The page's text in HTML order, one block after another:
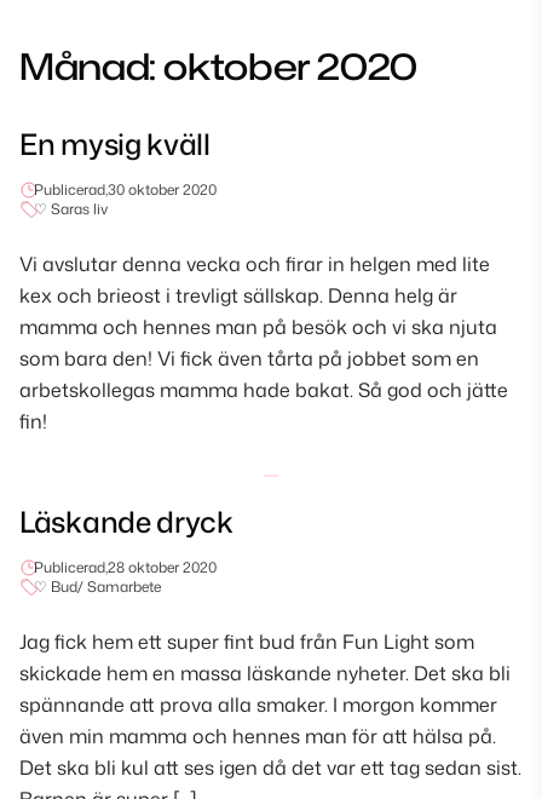
Månad:oktober 2020
En mysig kväll
Publicerad,30 oktober 2020
♡ Saras liv
Vi avslutar denna vecka och firar in helgen med lite
kex och brieost i trevligt sällskap. Denna helg är
mamma och hennes man på besök och vi ska njuta
som bara den! Vi fick även tårta på jobbet som en
arbetskollegas mamma hade bakat. Så god och jätte
fin!
Läskande dryck
Publicerad,28 oktober 2020
♡ Bud/ Samarbete
Jag fick hem ett super fint bud från Fun Light som
skickade hem en massa läskande nyheter. Det ska bli
spännande att prova alla smaker. I morgon kommer
även min mamma och hennes man för att hälsa på.
Det ska bli kul att ses igen då det var ett tag sedan sist.